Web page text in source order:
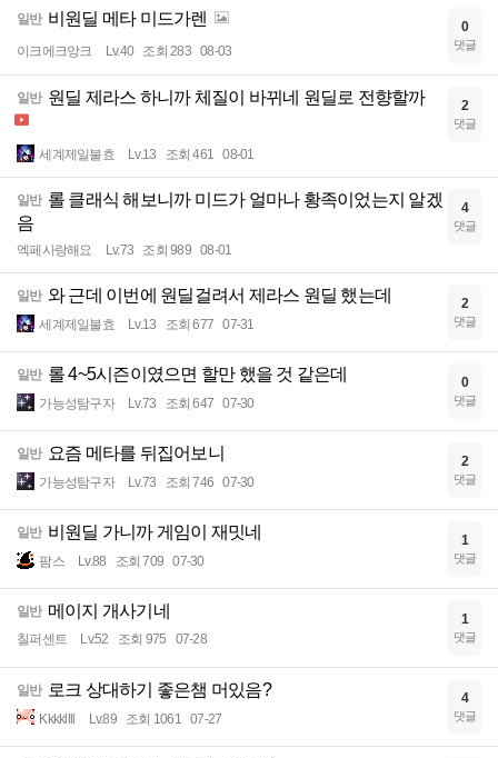
일반 비원딜 메타 미드가렌
이크에크앙크 Lv.40 조회 283 08-03
0
댓글
일반 원딜 제라스 하니까 체질이 바뀌네 원딜로 전향할까
세계제일불효 Lv.13 조회 461 08-01
2
댓글
일반 롤 클래식 해보니까 미드가 얼마나 황족이었는지 알겠
음
엑페사랑해요 Lv.73 조회 989 08-01
4
댓글
일반 와 근데 이번에 원딜걸려서 제라스 원딜 했는데
세계제일불효 Lv.13 조회 677 07-31
2
댓글
일반 롤 4~5시즌이였으면 할만 했을 것 같은데
가능성탐구자 Lv.73 조회 647 07-30
0
댓글
일반 요즘 메타를 뒤집어보니
가능성탐구자 Lv.73 조회 746 07-30
2
댓글
일반 비원딜 가니까 게임이 재밋네
팜스 Lv.88 조회 709 07-30
1
댓글
일반 메이지 개사기네
칠퍼센트 Lv.52 조회 975 07-28
1
댓글
일반 로크 상대하기 좋은챔 머있음?
Kkkkllll Lv.89 조회 1061 07-27
4
댓글